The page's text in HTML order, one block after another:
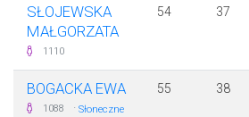
SŁOJEWSKA
MAŁGORZATA
1110
54 37
BOGACKA EWA
1088 · Słoneczne
55 38